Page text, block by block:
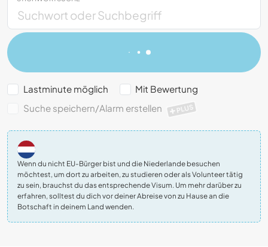
Lastminute möglich
Mit Bewertung
Suche speichern/Alarm erstellen
PLUS
Wenn du nicht EU-Bürger bist und die Niederlande besuchen
möchtest, um dort zu arbeiten, zu studieren oder als Volunteer tätig
zu sein, brauchst du das entsprechende Visum. Um mehr darüber zu
erfahren, solltest du dich vor deiner Abreise von zu Hause an die
Botschaft in deinem Land wenden.